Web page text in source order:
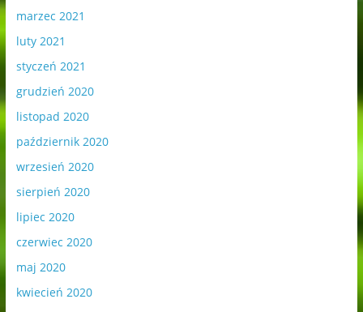
marzec 2021
luty 2021
styczeń 2021
grudzień 2020
listopad 2020
październik 2020
wrzesień 2020
sierpień 2020
lipiec 2020
czerwiec 2020
maj 2020
kwiecień 2020